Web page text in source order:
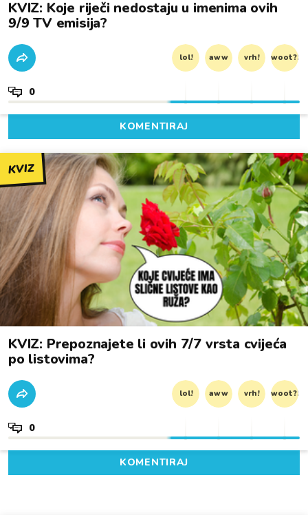
KVIZ: Koje riječi nedostaju u imenima ovih
9/9 TV emisija?
lol! aww vrh! woot?!
0
KOMENTIRAJ
KVIZ
KVIZ: Prepoznajete li ovih 7/7 vrsta cvijeća
po listovima?
lol! aww vrh! woot?!
0
KOMENTIRAJ